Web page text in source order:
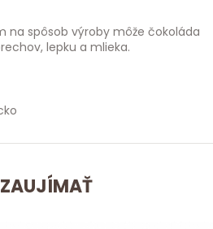
na spôsob výroby môže čokoláda
lepku a mlieka.